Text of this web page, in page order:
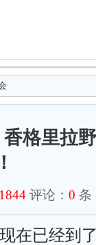
格里拉
1844 评论： 0 条
已经到